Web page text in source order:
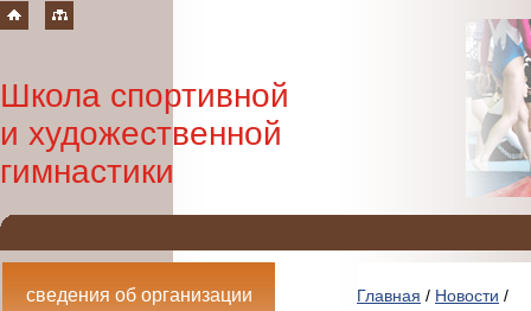
Школа спортивной
и художественной
гимнастики
сведения об организации Главная / Новости /